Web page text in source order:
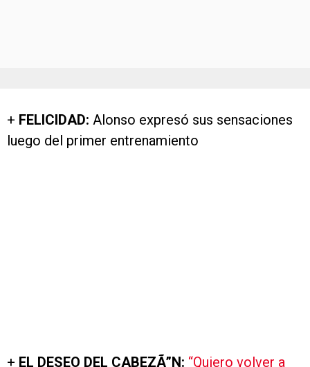
+ FELICIDAD: Alonso expresó sus sensaciones
luego del primer entrenamiento
+ EL DESEO DEL CABEZÃ”N: “Quiero volver a